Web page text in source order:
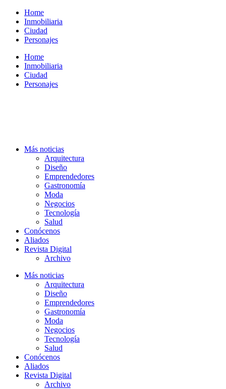
contenido
Home
Inmobiliaria
Ciudad
Personajes
Home
Inmobiliaria
Ciudad
Personajes
Más noticias
Arquitectura
Diseño
Emprendedores
Gastronomía
Moda
Negocios
Tecnología
Salud
Conócenos
Aliados
Revista Digital
Archivo
Más noticias
Arquitectura
Diseño
Emprendedores
Gastronomía
Moda
Negocios
Tecnología
Salud
Conócenos
Aliados
Revista Digital
Archivo